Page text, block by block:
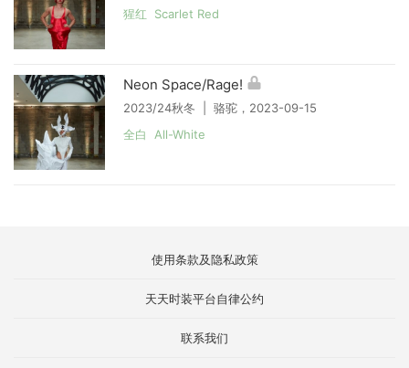
猩红 Scarlet Red
Neon Space/Rage!
2023/24秋冬 | 骆驼，2023-09-15
全白 All-White
使用条款及隐私政策
天天时装平台自律公约
联系我们